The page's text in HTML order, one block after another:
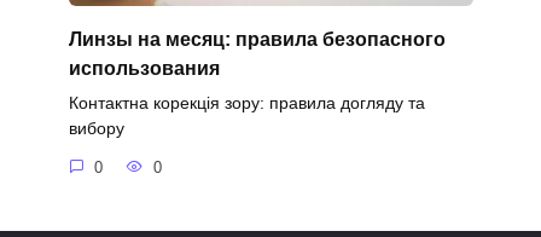
Линзы на месяц: правила безопасного
использования
Контактна корекція зору: правила догляду та
вибору
0 0